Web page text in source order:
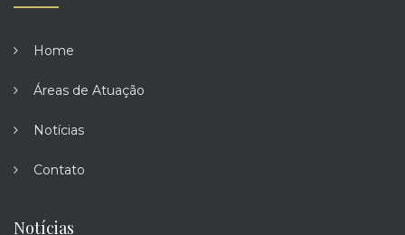
Home
Áreas de Atuação
Notícias
Contato
Notícias